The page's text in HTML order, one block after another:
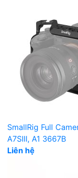
SmallRig Full
A7SIII, A1 3667B
Liên hệ